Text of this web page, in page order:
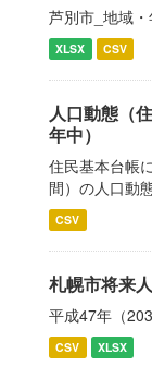
芦別市_地域・
XLSX CSV
人口動態（
年中）
住民基本台帳
間）の人口動
CSV
札幌市将来
平成47年（
CSV XLSX